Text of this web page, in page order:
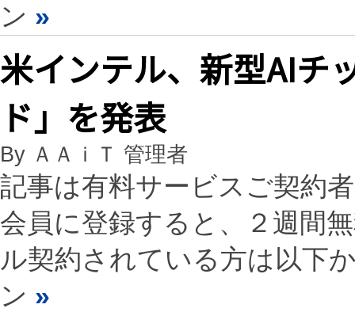
ン »
米インテル、新型AIチ
ド」を発表
By ＡＡｉＴ 管理者
記事は有料サービスご契約
会員に登録すると、２週間
ル契約されている方は以下
ン »